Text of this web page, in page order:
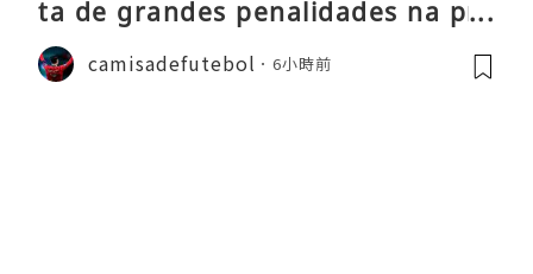
ta de grandes penalidades na pré
-época
camisadefutebol 6小時前